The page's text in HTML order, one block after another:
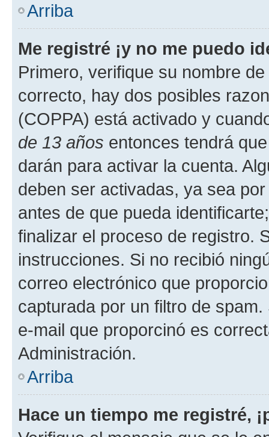
Arriba
Me registré ¡y no me puedo
Primero, verifique su nombre
correcto, hay dos posibles
(COPPA) está activado y
de 13 años entonces tendrá
darán para activar la cuenta.
deben ser activadas, ya sea
antes de que pueda
finalizar el proceso de registro.
instrucciones. Si no recibió
correo electrónico que
capturada por un filtro de
e-mail que proporcinó es
Administración.
Arriba
Hace un tiempo me registré,